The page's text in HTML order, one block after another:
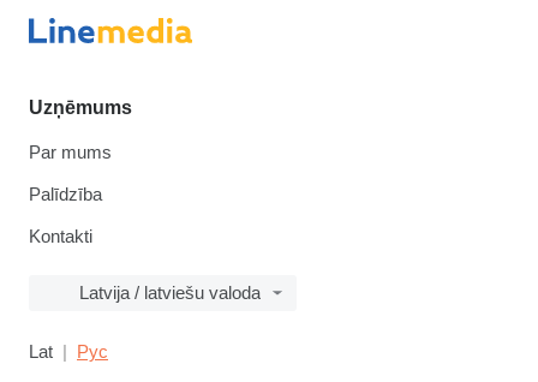
Uzņēmums
Par mums
Palīdzība
Kontakti
Latvija / latviešu valoda
Lat Рус